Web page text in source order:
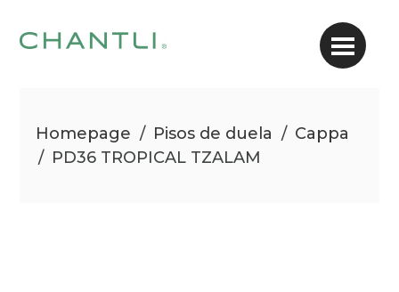
Homepage / Pisos de duela / Cappa
/ PD36 TROPICAL TZALAM